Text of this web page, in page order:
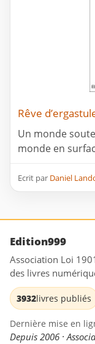
Rêve
Un monde
monde en
Ecrit par Daniel
Edition999
Association Loi
des livres
3932livres publiés
Dernière mise en
Depuis 2006 ·